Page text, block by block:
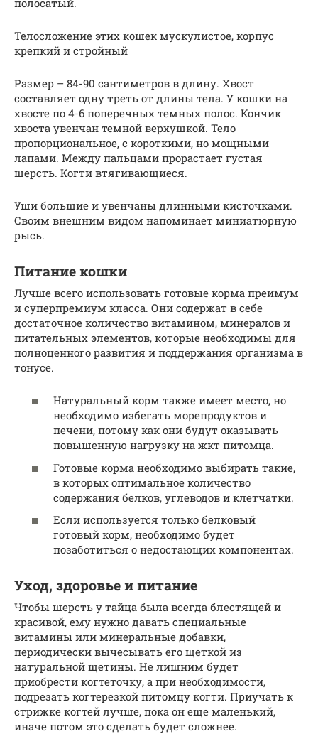
Телосложение этих кошек мускулистое, корпус
крепкий и стройный
Размер – 84-90 сантиметров в длину. Хвост
составляет одну треть от длины тела. У кошки на
хвосте по 4-6 поперечных темных полос. Кончик
хвоста увенчан темной верхушкой. Тело
пропорциональное, с короткими, но мощными
лапами. Между пальцами прорастает густая
шерсть. Когти втягивающиеся.
Уши большие и увенчаны длинными кисточками.
Своим внешним видом напоминает миниатюрную
рысь.
Питание кошки
Лучше всего использовать готовые корма преимум
и суперпремиум класса. Они содержат в себе
достаточное количество витамином, минералов и
питательных элементов, которые необходимы для
полноценного развития и поддержания организма в
тонусе.
Натуральный корм также имеет место, но
необходимо избегать морепродуктов и
печени, потому как они будут оказывать
повышенную нагрузку на жкт питомца.
Готовые корма необходимо выбирать такие,
в которых оптимальное количество
содержания белков, углеводов и клетчатки.
Если используется только белковый
готовый корм, необходимо будет
позаботиться о недостающих компонентах.
Уход, здоровье и питание
Чтобы шерсть у тайца была всегда блестящей и
красивой, ему нужно давать специальные
витамины или минеральные добавки,
периодически вычесывать его щеткой из
натуральной щетины. Не лишним будет
приобрести когтеточку, а при необходимости,
подрезать когтерезкой питомцу когти. Приучать к
стрижке когтей лучше, пока он еще маленький,
иначе потом это сделать будет сложнее.